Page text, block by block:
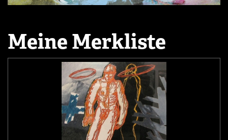
Meine Merkliste